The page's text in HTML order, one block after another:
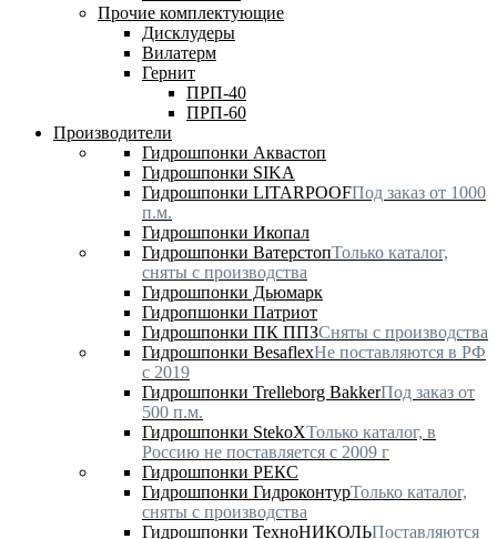
Прочие комплектующие
Дисклудеры
Вилатерм
Гернит
ПРП-40
ПРП-60
Производители
Гидрошпонки Аквастоп
Гидрошпонки SIKA
Гидрошпонки LITARPOOFПод заказ от 1000
п.м.
Гидрошпонки Икопал
Гидрошпонки ВатерстопТолько каталог,
сняты с производства
Гидрошпонки Дьюмарк
Гидропшонки Патриот
Гидрошпонки ПК ППЗСняты с производства
Гидрошпонки BesaflexНе поставляются в РФ
с 2019
Гидрошпонки Trelleborg BakkerПод заказ от
500 п.м.
Гидрошпонки StekoXТолько каталог, в
Россию не поставляется с 2009 г
Гидрошпонки РЕКС
Гидрошпонки ГидроконтурТолько каталог,
сняты с производства
Гидрошпонки ТехноНИКОЛЬПоставляются